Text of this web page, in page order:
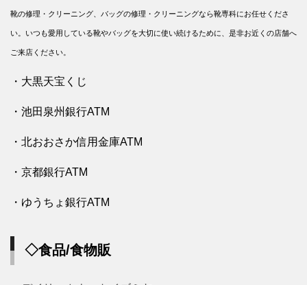
靴の修理・クリーニング、バッグの修理・クリーニングなら靴専科にお任せくださ
い。いつも愛用している靴やバッグを大切に使い続けるために、是非お近くの店舗へ
ご来店ください。
・大黒天宝くじ
・池田泉州銀行ATM
・北おおさか信用金庫ATM
・京都銀行ATM
・ゆうちょ銀行ATM
◇食品/食物販